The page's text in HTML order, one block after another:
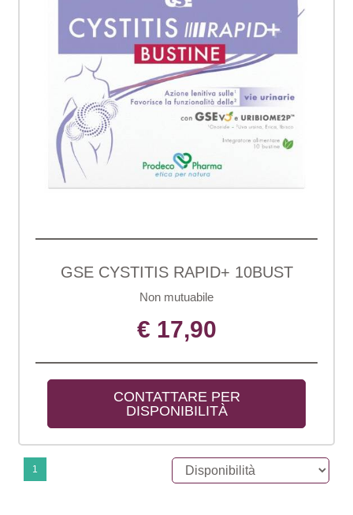
GSE CYSTITIS RAPID+ 10BUST
Non mutuabile
€ 17,90
CONTATTARE PER
DISPONIBILITÀ
1